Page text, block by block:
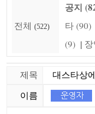
전체 (522)
공지
타 (90)
(9) |
제목 대스타상
이름